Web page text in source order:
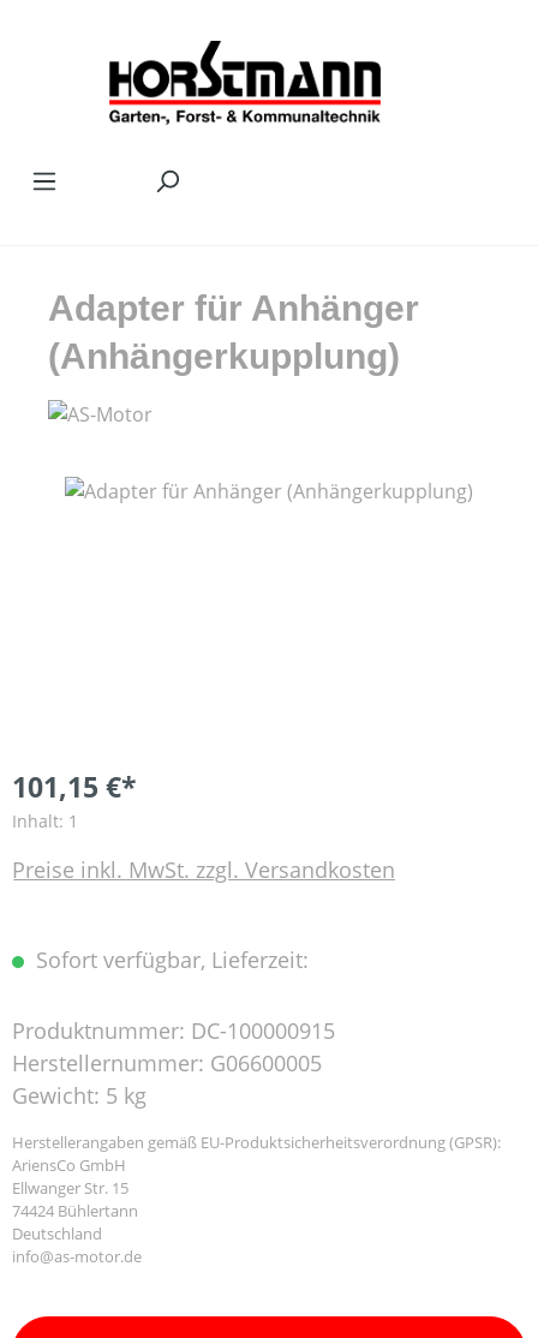
Adapter für Anhänger
(Anhängerkupplung)
Bildergalerie überspringen
101,15 €*
Inhalt: 1
Preise inkl. MwSt. zzgl. Versandkosten
Sofort verfügbar, Lieferzeit:
Produktnummer: DC-100000915
Herstellernummer: G06600005
Gewicht: 5 kg
Herstellerangaben gemäß EU-Produktsicherheitsverordnung (GPSR):
AriensCo GmbH
Ellwanger Str. 15
74424 Bühlertann
Deutschland
info@as-motor.de